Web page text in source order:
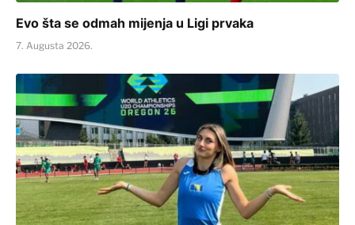
Evo šta se odmah mijenja u Ligi prvaka
7. Augusta 2026.